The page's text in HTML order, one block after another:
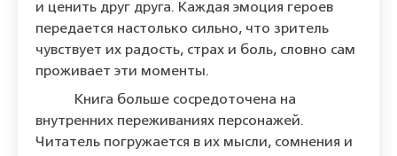
и ценить друг друга. Каждая эмоция героев
передается настолько сильно, что зритель
чувствует их радость, страх и боль, словно сам
проживает эти моменты.
Книга больше сосредоточена на
внутренних переживаниях персонажей.
Читатель погружается в их мысли, сомнения и